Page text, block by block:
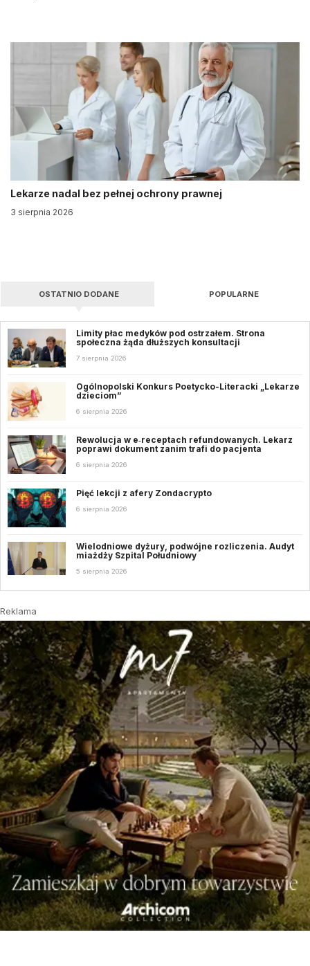
Lekarze nadal bez pełnej ochrony prawnej
3 sierpnia 2026
OSTATNIO DODANE POPULARNE
Limity płac medyków pod ostrzałem. Strona
społeczna żąda dłuższych konsultacji
7 sierpnia 2026
Ogólnopolski Konkurs Poetycko-Literacki „Lekarze
dzieciom”
6 sierpnia 2026
Rewolucja w e‑receptach refundowanych. Lekarz
poprawi dokument zanim trafi do pacjenta
6 sierpnia 2026
Pięć lekcji z afery Zondacrypto
6 sierpnia 2026
Wielodniowe dyżury, podwójne rozliczenia. Audyt
miażdży Szpital Południowy
5 sierpnia 2026
Reklama